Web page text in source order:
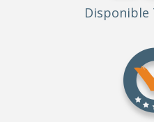
Disponible